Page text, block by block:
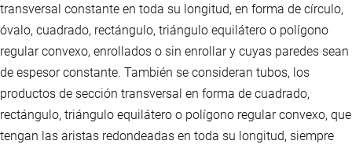
transversal constante en toda su longitud, en forma de círculo,
óvalo, cuadrado, rectángulo, triángulo equilátero o polígono
regular convexo, enrollados o sin enrollar y cuyas paredes sean
de espesor constante. También se consideran tubos, los
productos de sección transversal en forma de cuadrado,
rectángulo, triángulo equilátero o polígono regular convexo, que
tengan las aristas redondeadas en toda su longitud, siempre